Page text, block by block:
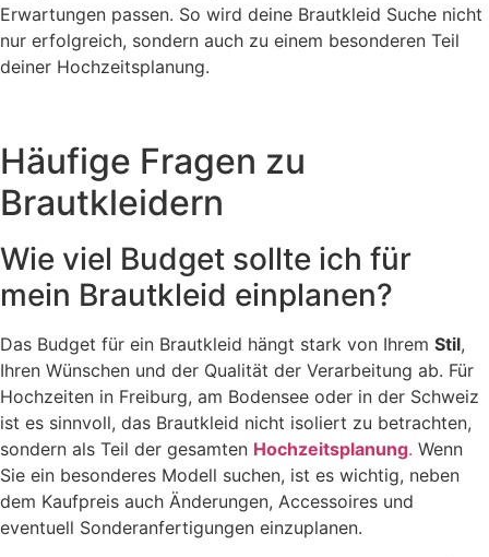
Erwartungen passen. So wird deine Brautkleid Suche nicht
nur erfolgreich, sondern auch zu einem besonderen Teil
deiner Hochzeitsplanung.
Häufige Fragen zu
Brautkleidern
Wie viel Budget sollte ich für
mein Brautkleid einplanen?
Das Budget für ein Brautkleid hängt stark von Ihrem Stil,
Ihren Wünschen und der Qualität der Verarbeitung ab. Für
Hochzeiten in Freiburg, am Bodensee oder in der Schweiz
ist es sinnvoll, das Brautkleid nicht isoliert zu betrachten,
sondern als Teil der gesamten Hochzeitsplanung. Wenn
Sie ein besonderes Modell suchen, ist es wichtig, neben
dem Kaufpreis auch Änderungen, Accessoires und
eventuell Sonderanfertigungen einzuplanen.